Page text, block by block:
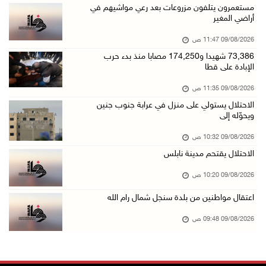
الاحتلال يستولي على منزل في عرابة جنوب جنين و ...
الاحتلال يقتحم مدينة نابلس
09/آب/2026 10:20 ص
وفاة شابة متأثرة بإصابتها جراء حادث سير قرب ج ...
09/آب/2026 10:02 ص
اعتقال مواطنين من بلدة سنجل شمال رام الله
09/آب/2026 09:48 ص
قوات الاحتلال تنصب حاجزا عسكريا عند مدخل قرية ...
مستعمرون يتلفون مزروعات بعد رعي مواشيهم في
أراضي المغير
09/08/2026 11:47 ص
73,386 شهيدا و174,250 مصابا منذ بدء حرب
الإبادة على قطا
09/08/2026 11:35 ص
الاحتلال يستولي على منزل في عرابة جنوب جنين
ويحوّله إلى
09/08/2026 10:32 ص
الاحتلال يقتحم مدينة نابلس
09/08/2026 10:20 ص
اعتقال مواطنين من بلدة سنجل شمال رام الله
09/08/2026 09:48 ص